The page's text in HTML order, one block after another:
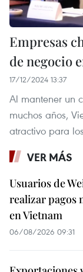
Empresas
de negocio
17/12/2024 13:37
Al mantener un
muchos años,
atractivo para
VER MÁS
Usuarios de
realizar pagos
en Vietnam
06/08/2026 09:31